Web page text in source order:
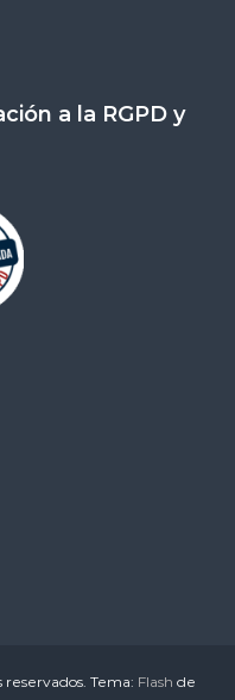
reservados. Tema: Flash de